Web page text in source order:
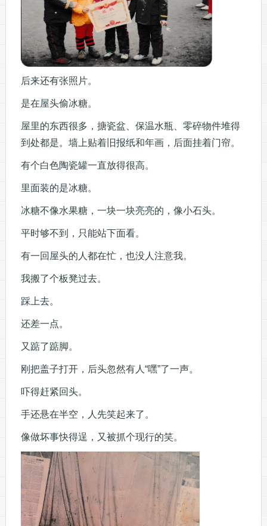
后来还有张照片。
是在屋头偷冰糖。
屋里的东西很多，搪瓷盆、保温水瓶、零碎物件堆得
到处都是。墙上贴着旧报纸和年画，后面挂着门帘。
有个白色陶瓷罐一直放得很高。
里面装的是冰糖。
冰糖不像水果糖，一块一块亮亮的，像小石头。
平时够不到，只能站下面看。
有一回屋头的人都在忙，也没人注意我。
我搬了个板凳过去。
踩上去。
还差一点。
又踮了踮脚。
刚把盖子打开，后头忽然有人“嘿”了一声。
吓得赶紧回头。
手还悬在半空，人先笑起来了。
像做坏事快得逞，又被抓个现行的笑。